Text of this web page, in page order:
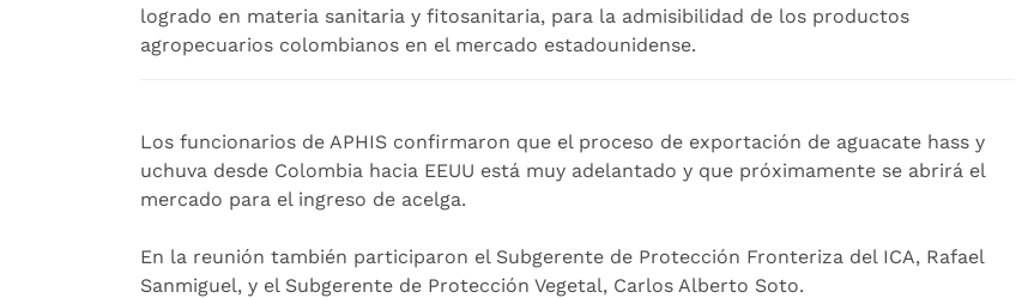
logrado en materia sanitaria y fitosanitaria, para la admisibilidad de los productos
agropecuarios colombianos en el mercado estadounidense.
Los funcionarios de APHIS confirmaron que el proceso de exportación de aguacate hass y
uchuva desde Colombia hacia EEUU está muy adelantado y que próximamente se abrirá el
mercado para el ingreso de acelga.
En la reunión también participaron el Subgerente de Protección Fronteriza del ICA, Rafael
Sanmiguel, y el Subgerente de Protección Vegetal, Carlos Alberto Soto.